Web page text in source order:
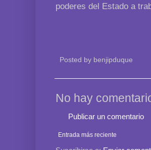
poderes del Estado a
Posted by benjipduque
No hay
Publicar un comentario
Entrada más reciente